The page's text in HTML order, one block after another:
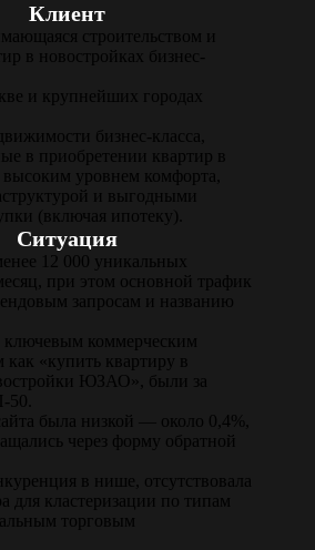
Клиент
строительством и
в новостройках бизнес-
и крупнейших городах
бизнес-класса,
в приобретении квартир в
высоким уровнем комфорта,
и выгодными
(включая ипотеку).
Ситуация
12 000 уникальных
при этом основной трафик
запросам и названию
коммерческим
как «купить квартиру в
ЮЗАО», были за
50.
была низкой — около 0,4%,
через форму обратной
в нише, отсутствовала
для кластеризации по типам
торговым